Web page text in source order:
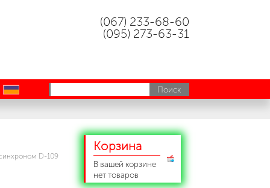
(067) 233-68-60
(095) 273-63-31
uk
D-109
Корзина
В вашей корзине
нет товаров